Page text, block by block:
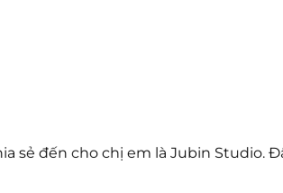
sẻ đến cho chị em là Jubin Studio.